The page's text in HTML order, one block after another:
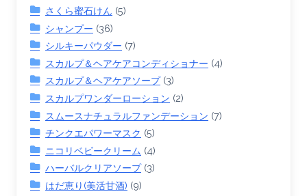
さくら蜜石けん (5)
シャンプー (36)
シルキーパウダー (7)
スカルプ＆ヘアケアコンディショナー (4)
スカルプ＆ヘアケアソープ(3)
スカルプワンダーローション (2)
スムースナチュラルファンデーション (7)
チンクエパワーマスク (5)
ニコリベビークリーム (4)
ハーバルクリアソープ(3)
はだ恵り(美活甘酒) (9)